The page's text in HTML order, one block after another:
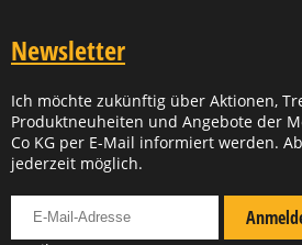
Newsletter
Ich möchte zukünftig über Aktionen,
Produktneuheiten und Angebote der
Co KG per E-Mail informiert werden.
jederzeit möglich.